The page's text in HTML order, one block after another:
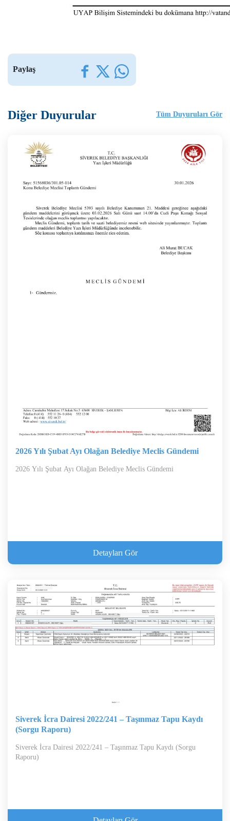
Paylaş
Diğer Duyurular Tüm Duyuruları Gör
2026 Yılı Şubat Ayı Olağan Belediye Meclis Gündemi
2026 Yılı Şubat Ayı Olağan Belediye Meclis Gündemi
Detayları Gör
Siverek İcra Dairesi 2022/241 – Taşınmaz Tapu Kaydı
(Sorgu Raporu)
Siverek İcra Dairesi 2022/241 – Taşınmaz Tapu Kaydı (Sorgu
Raporu)